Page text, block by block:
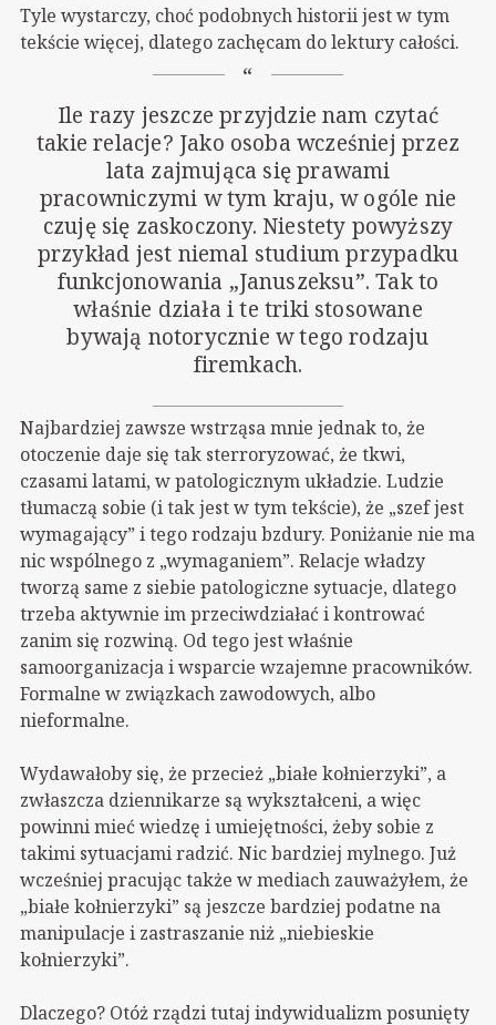
Tyle wystarczy, choć podobnych historii jest w tym
tekście więcej, dlatego zachęcam do lektury całości.
Ile razy jeszcze przyjdzie nam czytać
takie relacje? Jako osoba wcześniej przez
lata zajmująca się prawami
pracowniczymi w tym kraju, w ogóle nie
czuję się zaskoczony. Niestety powyższy
przykład jest niemal studium przypadku
funkcjonowania „Januszeksu”. Tak to
właśnie działa i te triki stosowane
bywają notorycznie w tego rodzaju
firemkach.
Najbardziej zawsze wstrząsa mnie jednak to, że
otoczenie daje się tak sterroryzować, że tkwi,
czasami latami, w patologicznym układzie. Ludzie
tłumaczą sobie (i tak jest w tym tekście), że „szef jest
wymagający” i tego rodzaju bzdury. Poniżanie nie ma
nic wspólnego z „wymaganiem”. Relacje władzy
tworzą same z siebie patologiczne sytuacje, dlatego
trzeba aktywnie im przeciwdziałać i kontrować
zanim się rozwiną. Od tego jest właśnie
samoorganizacja i wsparcie wzajemne pracowników.
Formalne w związkach zawodowych, albo
nieformalne.
Wydawałoby się, że przecież „białe kołnierzyki”, a
zwłaszcza dziennikarze są wykształceni, a więc
powinni mieć wiedzę i umiejętności, żeby sobie z
takimi sytuacjami radzić. Nic bardziej mylnego. Już
wcześniej pracując także w mediach zauważyłem, że
„białe kołnierzyki” są jeszcze bardziej podatne na
manipulacje i zastraszanie niż „niebieskie
kołnierzyki”.
Dlaczego? Otóż rządzi tutaj indywidualizm posunięty